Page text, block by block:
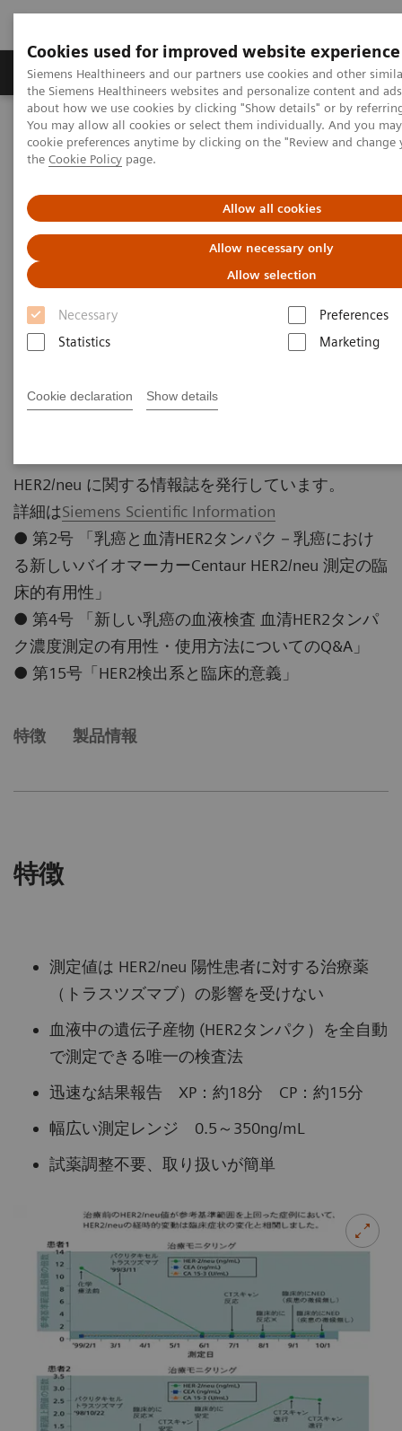
Cookies used for improved website experience
Siemens Healthineers and our partners use cookies and other
the Siemens Healthineers websites and personalize content and
about how we use cookies by clicking "Show details" or by
You may allow all cookies or select them individually. And you
cookie preferences anytime by clicking on the "Review and
the Cookie Policy page.
Allow all cookies
Allow necessary only
Allow selection
Necessary
Preferences
Statistics
Marketing
Cookie declaration Show details
製品＆サービス サポート情報 Insights
ホーム 疾患と治療 がん ケミルミCentaur－HER2/neu
ケミルミCentaur－HER2/neu
ケミルミ ADVIA Centaur XPおよびCP 専用試薬
(悪性腫瘍の補助診断等)をします。
本製品はケミルミ ADVIA Centaur XPおよびCP の専
HER2/neu に関する情報誌を発行しています。
詳細はSiemens Scientific Information
● 第2号 「乳癌と血清HER2タンパク－乳癌におけ
る新しいバイオマーカーCentaur HER2/neu 測定の臨
床的有用性」
● 第4号 「新しい乳癌の血液検査 血清HER2タンパ
ク濃度測定の有用性・使用方法についてのQ&A」
● 第15号「HER2検出系と臨床的意義」
特徴 製品情報
特徴
測定値は HER2/neu 陽性患者に対する治療薬
（トラスツズマブ）の影響を受けない
血液中の遺伝子産物 (HER2タンパク）を全自動
で測定できる唯一の検査法
迅速な結果報告 XP：約18分 CP：約15分
幅広い測定レンジ 0.5～350ng/mL
試薬調整不要、取り扱いが簡単